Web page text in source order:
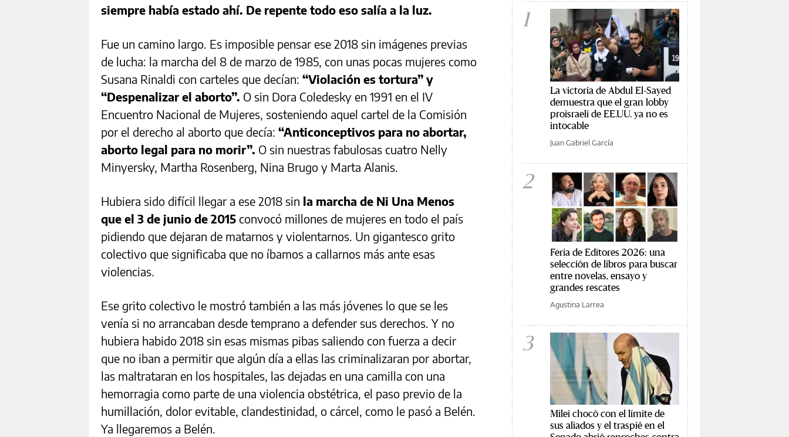
siempre había estado ahí. De repente todo eso salía a la luz.
Fue un camino largo. Es imposible pensar ese 2018 sin imágenes previas
de lucha: la marcha del 8 de marzo de 1985, con unas pocas mujeres como
Susana Rinaldi con carteles que decían: “Violación es tortura” y
“Despenalizar el aborto”. O sin Dora Coledesky en 1991 en el IV
Encuentro Nacional de Mujeres, sosteniendo aquel cartel de la Comisión
por el derecho al aborto que decía: “Anticonceptivos para no abortar,
aborto legal para no morir”. O sin nuestras fabulosas cuatro Nelly
Minyersky, Martha Rosenberg, Nina Brugo y Marta Alanis.
Hubiera sido difícil llegar a ese 2018 sin la marcha de Ni Una Menos
que el 3 de junio de 2015 convocó millones de mujeres en todo el país
pidiendo que dejaran de matarnos y violentarnos. Un gigantesco grito
colectivo que significaba que no íbamos a callarnos más ante esas
violencias.
Ese grito colectivo le mostró también a las más jóvenes lo que se les
venía si no arrancaban desde temprano a defender sus derechos. Y no
hubiera habido 2018 sin esas mismas pibas saliendo con fuerza a decir
que no iban a permitir que algún día a ellas las criminalizaran por abortar,
las maltrataran en los hospitales, las dejadas en una camilla con una
hemorragia como parte de una violencia obstétrica, el paso previo de la
humillación, dolor evitable, clandestinidad, o cárcel, como le pasó a Belén.
Ya llegaremos a Belén.
1
La victoria de Abdul El-Sayed
demuestra que el gran lobby
proisraelí de EE.UU. ya no es
intocable
Juan Gabriel García
2
Feria de Editores 2026: una
selección de libros para buscar
entre novelas, ensayo y
grandes rescates
Agustina Larrea
3
Milei chocó con el límite de
sus aliados y el traspié en el